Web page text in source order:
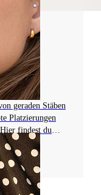
FÜR
geraden Stäben
Platzierungen
findest du